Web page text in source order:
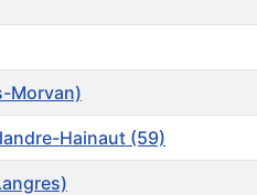
Morvan)
Hainaut (59)